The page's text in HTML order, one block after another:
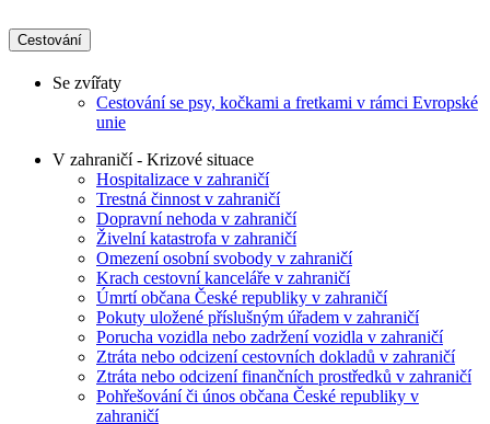
Cestování
Se zvířaty
Cestování se psy, kočkami a fretkami v rámci Evropské
unie
V zahraničí - Krizové situace
Hospitalizace v zahraničí
Trestná činnost v zahraničí
Dopravní nehoda v zahraničí
Živelní katastrofa v zahraničí
Omezení osobní svobody v zahraničí
Krach cestovní kanceláře v zahraničí
Úmrtí občana České republiky v zahraničí
Pokuty uložené příslušným úřadem v zahraničí
Porucha vozidla nebo zadržení vozidla v zahraničí
Ztráta nebo odcizení cestovních dokladů v zahraničí
Ztráta nebo odcizení finančních prostředků v zahraničí
Pohřešování či únos občana České republiky v
zahraničí